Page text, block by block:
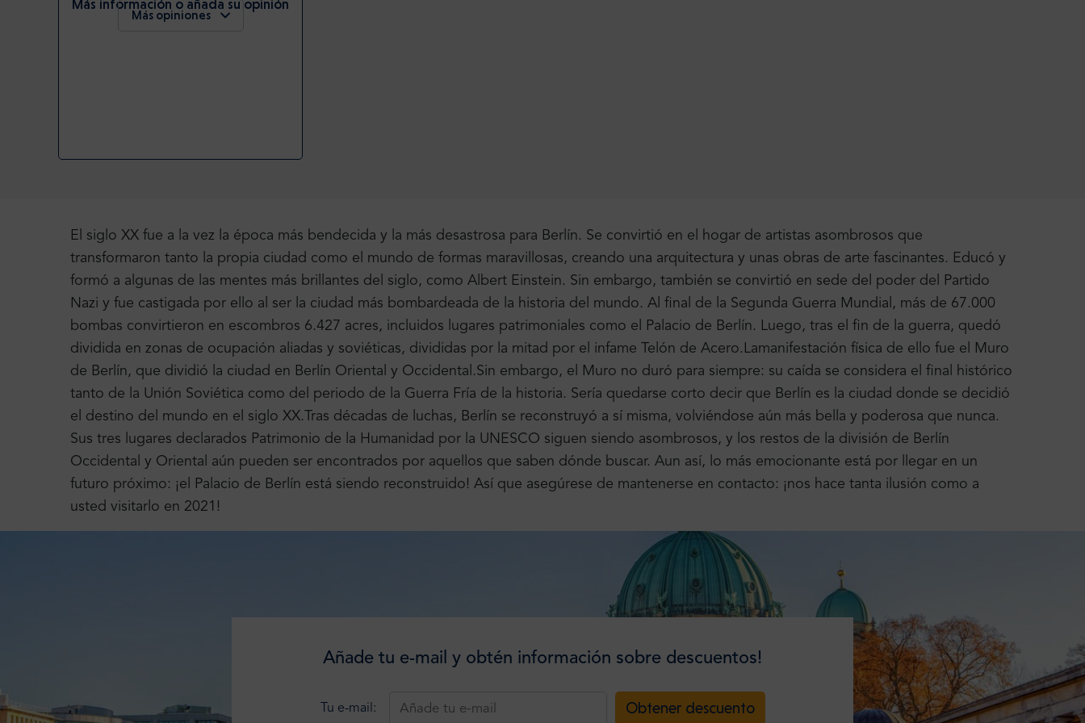
Más información o añada su opinión
Más opiniones
El siglo XX fue a la vez la época más bendecida y la más desastrosa para Berlín. Se convirtió en el hogar de artistas asombrosos que
transformaron tanto la propia ciudad como el mundo de formas maravillosas, creando una arquitectura y unas obras de arte fascinantes. Educó y
formó a algunas de las mentes más brillantes del siglo, como Albert Einstein. Sin embargo, también se convirtió en sede del poder del Partido
Nazi y fue castigada por ello al ser la ciudad más bombardeada de la historia del mundo. Al final de la Segunda Guerra Mundial, más de 67.000
bombas convirtieron en escombros 6.427 acres, incluidos lugares patrimoniales como el Palacio de Berlín. Luego, tras el fin de la guerra, quedó
dividida en zonas de ocupación aliadas y soviéticas, divididas por la mitad por el infame Telón de Acero. Lamanifestación física de ello fue el Muro
de Berlín, que dividió la ciudad en Berlín Oriental y Occidental.Sin embargo, el Muro no duró para siempre: su caída se considera el final histórico
tanto de la Unión Soviética como del periodo de la Guerra Fría de la historia. Sería quedarse corto decir que Berlín es la ciudad donde se decidió
el destino del mundo en el siglo XX.
Tras décadas de luchas, Berlín se reconstruyó a sí misma, volviéndose aún más bella y poderosa que nunca.
Sus tres lugares declarados Patrimonio de la Humanidad por la UNESCO siguen siendo asombrosos, y los restos de la división de Berlín
Occidental y Oriental aún pueden ser encontrados por aquellos que saben dónde buscar. Aun así, lo más emocionante está por llegar en un
futuro próximo: ¡el Palacio de Berlín está siendo reconstruido! Así que asegúrese de mantenerse en contacto: ¡nos hace tanta ilusión como a
usted visitarlo en 2021!
Añade tu e-mail y obtén información sobre descuentos!
Tu e-mail: Obtener descuento